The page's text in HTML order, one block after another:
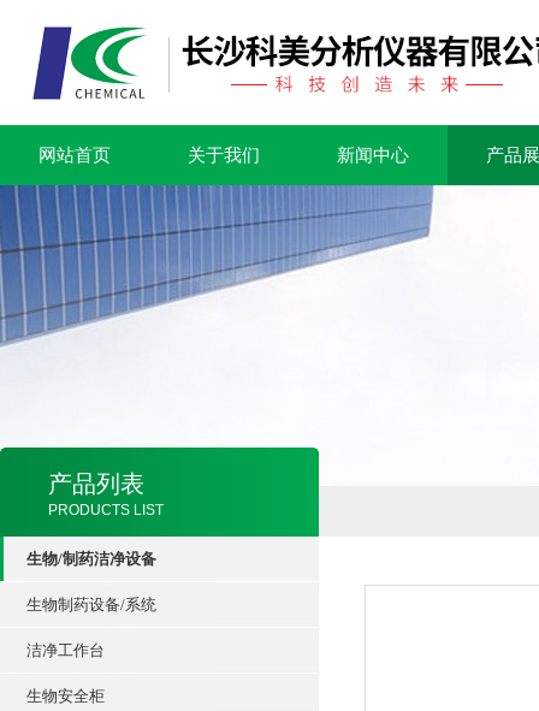
网站首页 关于我们 新闻中心 产品
产品列表
PRODUCTS LIST
生物/制药洁净设备
生物制药设备/系统
洁净工作台
生物安全柜